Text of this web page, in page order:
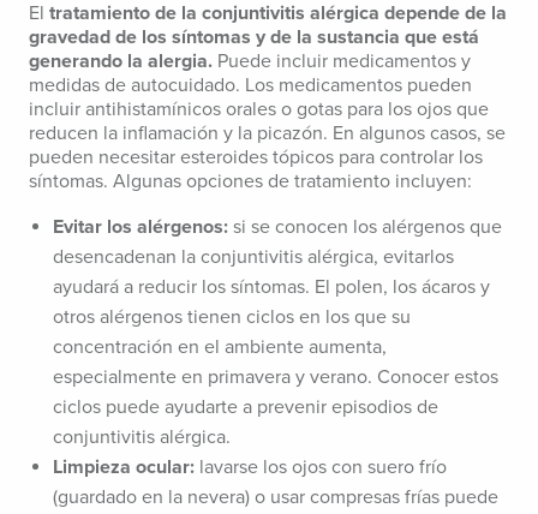
El tratamiento de la conjuntivitis alérgica depende de la
gravedad de los síntomas y de la sustancia que está
generando la alergia. Puede incluir medicamentos y
medidas de autocuidado. Los medicamentos pueden
incluir antihistamínicos orales o gotas para los ojos que
reducen la inflamación y la picazón. En algunos casos, se
pueden necesitar esteroides tópicos para controlar los
síntomas. Algunas opciones de tratamiento incluyen:
Evitar los alérgenos: si se conocen los alérgenos que
desencadenan la conjuntivitis alérgica, evitarlos
ayudará a reducir los síntomas. El polen, los ácaros y
otros alérgenos tienen ciclos en los que su
concentración en el ambiente aumenta,
especialmente en primavera y verano. Conocer estos
ciclos puede ayudarte a prevenir episodios de
conjuntivitis alérgica.
Limpieza ocular: lavarse los ojos con suero frío
(guardado en la nevera) o usar compresas frías puede